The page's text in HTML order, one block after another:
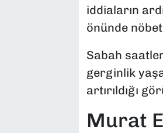
iddiaların
önünde
Sabah
gerginlik
artırıldığı
Murat